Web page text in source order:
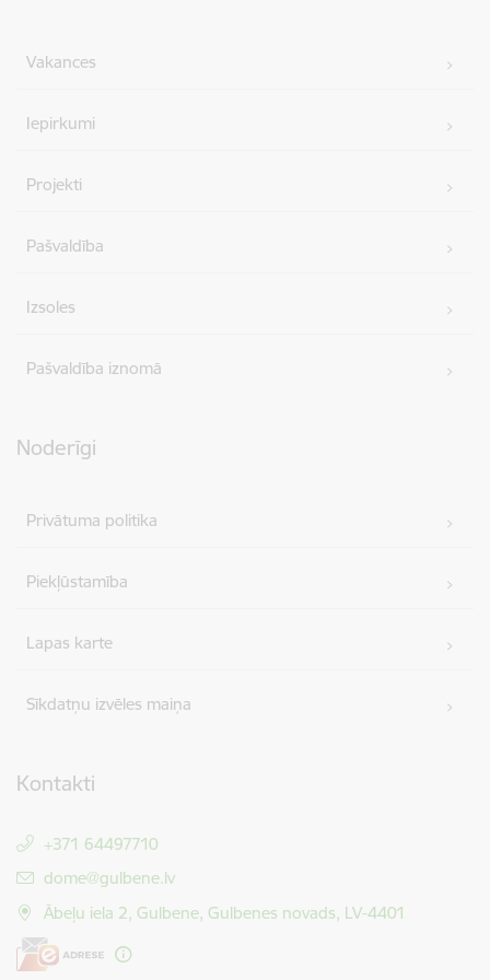
Vakances
Iepirkumi
Projekti
Pašvaldība
Izsoles
Pašvaldība iznomā
Noderīgi
Privātuma politika
Piekļūstamība
Lapas karte
Sīkdatņu izvēles maiņa
Kontakti
+371 64497710
E-pasts:
dome@gulbene.lv
Ābeļu iela 2, Gulbene, Gulbenes novads, LV-4401